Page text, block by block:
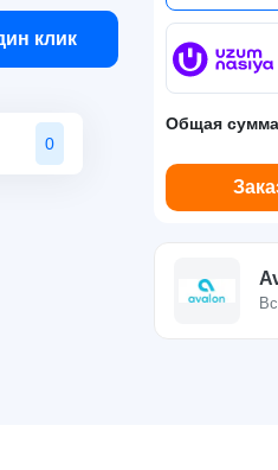
клик
0
Общая сумма